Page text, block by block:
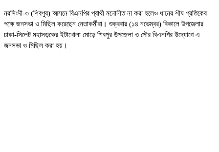
নরসিংদী-৩ (শিবপুর) আসনে বিএনপির প্রার্থী মনোনীত না করা হলেও ধানের শীষ প্রতিকের
পক্ষে জনসভা ও মিছিল করেছেন নেতাকর্মীরা। শুক্রবার (১৪ নভেম্বর) বিকালে উপজেলার
ঢাকা-সিলেট মহাসড়কের ইটাখোলা মোড়ে শিবপুর উপজেলা ও পৌর বিএনপির উদ্যোগে এ
জনসভা ও মিছিল করা হয়।